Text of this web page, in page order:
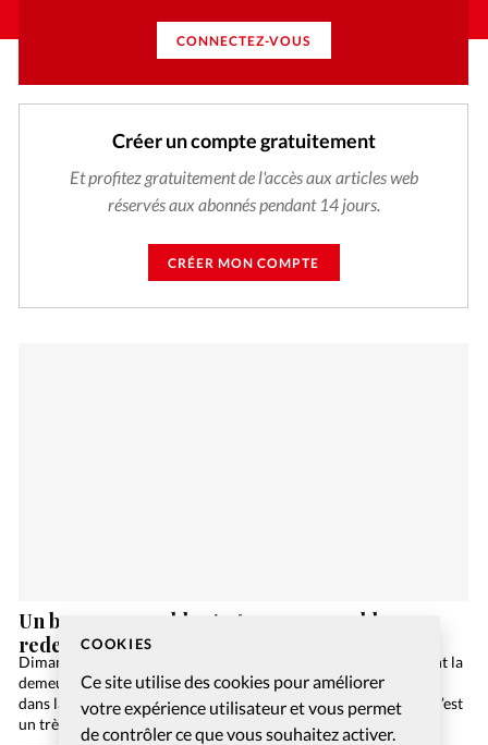
COOKIES
Ce site utilise des cookies pour améliorer
votre expérience utilisateur et vous permet
de contrôler ce que vous souhaitez activer.
CONNECTEZ-VOUS
Créer un compte gratuitement
Et profitez gratuitement de l'accès aux articles web
réservés aux abonnés pendant 14 jours.
CRÉER MON COMPTE
Un bon responsable c’est un responsable
redevable
Dimanche matin, toute la famille se prépare. Le break est devant la
demeure, coffre ouvert. Pendant que madame installe le fiston
dans la voiture, papa va chercher un bel agneau dans l’enclos. C’est
un très…